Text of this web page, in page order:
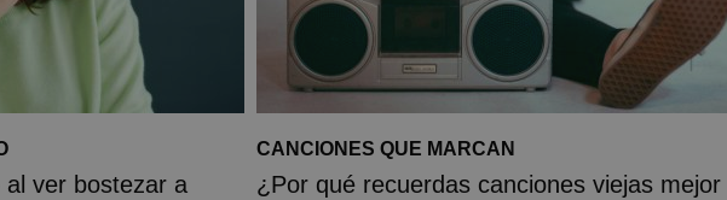
ver bostezar a
CANCIONES QUE MARCAN
¿Por qué recuerdas canciones viejas mejor